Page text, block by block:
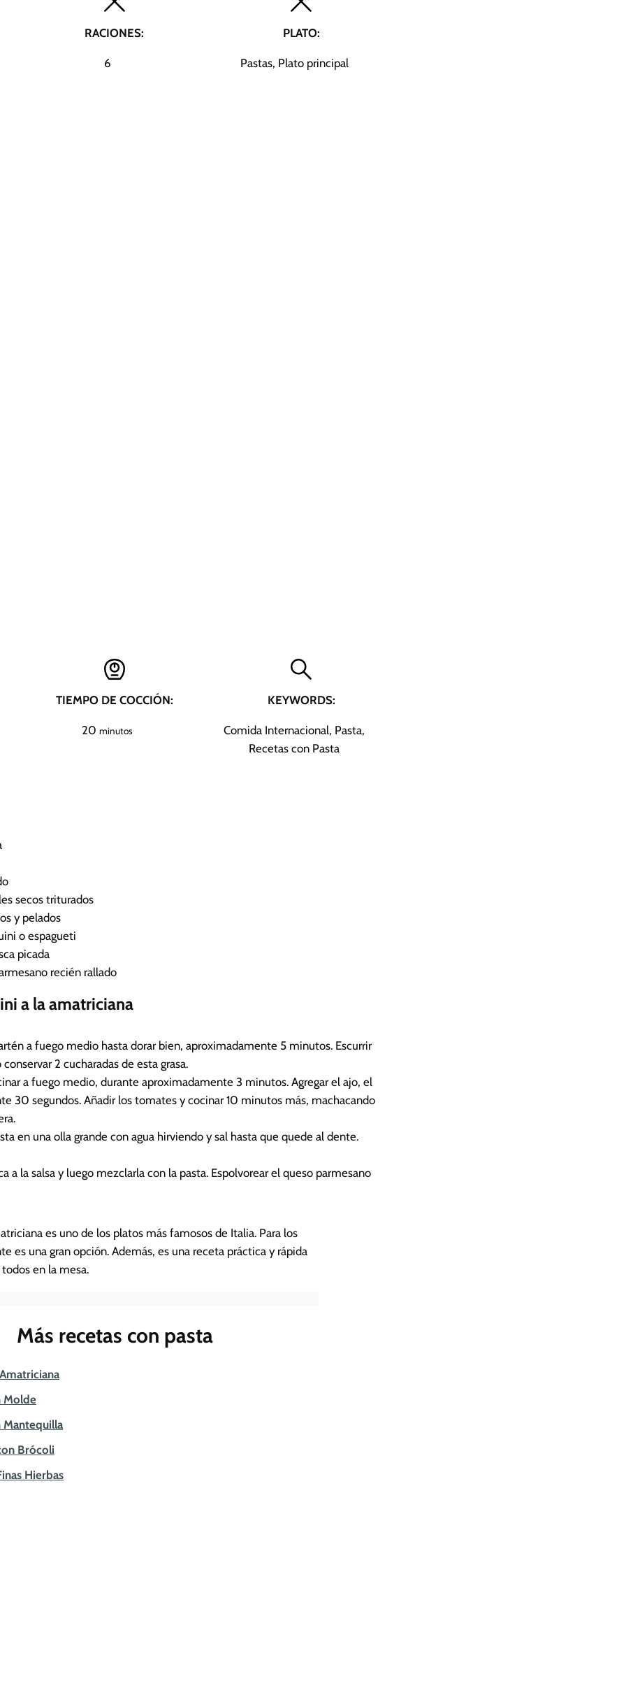
RACIONES:
6
PLATO:
Pastas, Plato principal
TIEMPO DE COCCIÓN:
20 m
minutos
KEYWORDS:
Comida Internacional, Pasta,
Recetas con Pasta
secos triturados
y pelados
o espagueti
picada
recién rallado
a la amatriciana
a fuego medio hasta dorar bien, aproximadamente 5 minutos. Escurrir
2 cucharadas de esta grasa.
a fuego medio, durante aproximadamente 3 minutos. Agregar el ajo, el
30 segundos. Añadir los tomates y cocinar 10 minutos más, machacando
en una olla grande con agua hirviendo y sal hasta que quede al dente.
a la salsa y luego mezclarla con la pasta. Espolvorear el queso parmesano
es uno de los platos más famosos de Italia. Para los
es una gran opción. Además, es una receta práctica y rápida
en la mesa.
Más recetas con pasta
Molde
Mantequilla
Brócoli
Hierbas